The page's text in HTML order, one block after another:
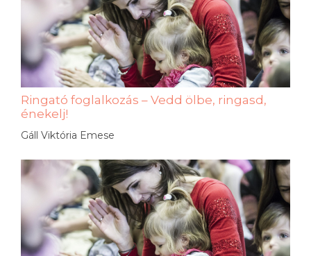
Ringató foglalkozás – Vedd ölbe, ringasd,
énekelj!
Gáll Viktória Emese